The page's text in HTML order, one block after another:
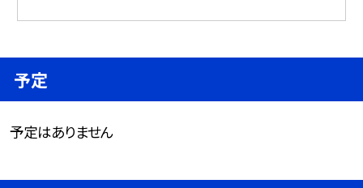
予定
予定はありません